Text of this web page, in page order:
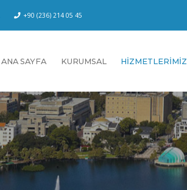
+90 (236) 214 05 45
ANA SAYFA KURUMSAL HİZMETLERİMİZ